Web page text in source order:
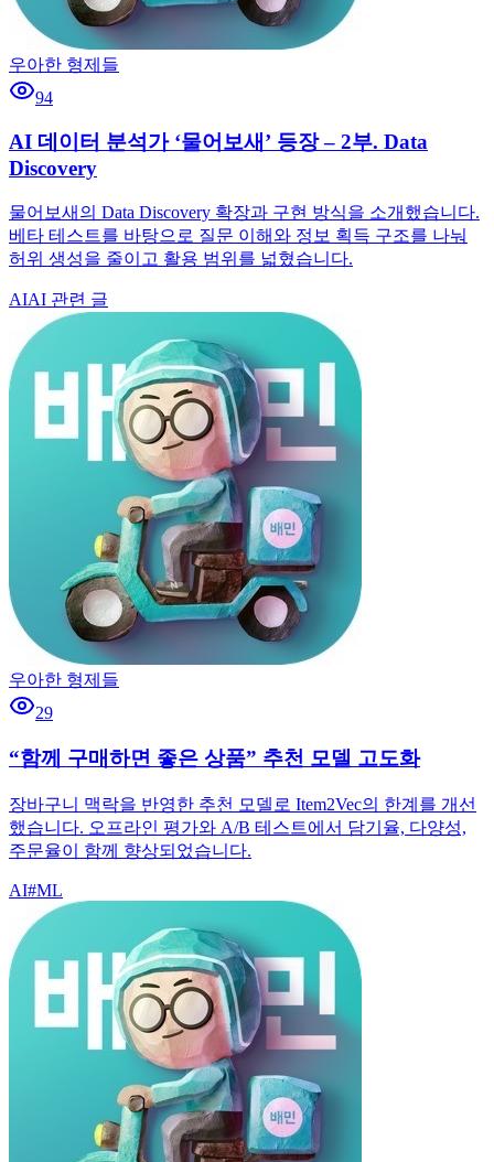
우아한 형제들
94
AI 데이터 분석가 ‘물어보새’ 등장 – 2부. Data
Discovery
물어보새의 Data Discovery 확장과 구현 방식을 소개했습니다.
베타 테스트를 바탕으로 질문 이해와 정보 획득 구조를 나눠
허위 생성을 줄이고 활용 범위를 넓혔습니다.
AIAI 관련 글
우아한 형제들
29
“함께 구매하면 좋은 상품” 추천 모델 고도화
장바구니 맥락을 반영한 추천 모델로 Item2Vec의 한계를 개선
했습니다. 오프라인 평가와 A/B 테스트에서 담기율, 다양성,
주문율이 함께 향상되었습니다.
AI#ML